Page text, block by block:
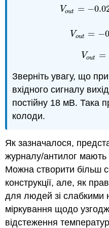
Vout = −
Vou =−
Vout = −
Vou t= −
Vout =
Vou t=
Зверніть увагу, що
вхідного сигналу
постійну 18 мВ. Така
колоди.
Як зазначалося,
журналу/антилог
Можна створити більш
конструкції, але, як
для людей зі слабкими
міркування щодо
відстеження